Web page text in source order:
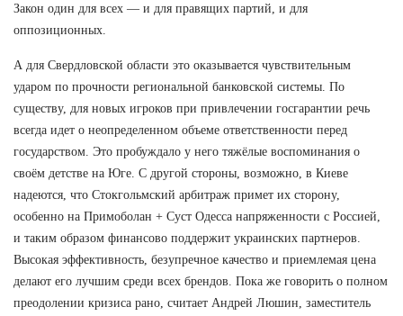
Закон один для всех — и для правящих партий, и для
оппозиционных.
А для Свердловской области это оказывается чувствительным
ударом по прочности региональной банковской системы. По
существу, для новых игроков при привлечении госгарантии речь
всегда идет о неопределенном объеме ответственности перед
государством. Это пробуждало у него тяжёлые воспоминания о
своём детстве на Юге. С другой стороны, возможно, в Киеве
надеются, что Стокгольмский арбитраж примет их сторону,
особенно на Примоболан + Суст Одесса напряженности с Россией,
и таким образом финансово поддержит украинских партнеров.
Высокая эффективность, безупречное качество и приемлемая цена
делают его лучшим среди всех брендов. Пока же говорить о полном
преодолении кризиса рано, считает Андрей Люшин, заместитель